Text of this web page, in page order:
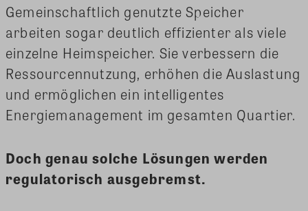
Gemeinschaftlich genutzte Speicher
arbeiten sogar deutlich effizienter als viele
einzelne Heimspeicher. Sie verbessern die
Ressourcennutzung, erhöhen die Auslastung
und ermöglichen ein intelligentes
Energiemanagement im gesamten Quartier.
Doch genau solche Lösungen werden
regulatorisch ausgebremst.